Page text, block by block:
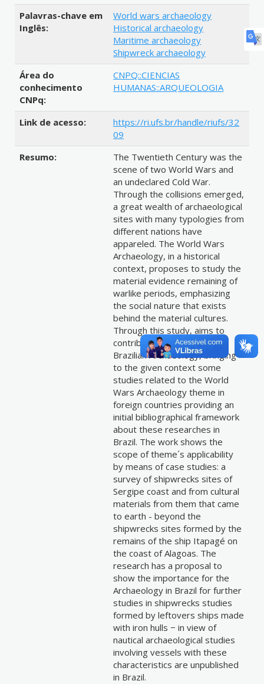
Palavras-chave em
Inglês:
World wars archaeology
Historical archaeology
Maritime archaeology
Shipwreck archaeology
Área do
conhecimento
CNPq:
CNPQ::CIENCIAS
HUMANAS::ARQUEOLOGIA
Link de acesso:
https://ri.ufs.br/handle/riufs/32
09
Resumo:
The Twentieth Century was the
scene of two World Wars and
an undeclared Cold War.
Through the collisions emerged,
a great wealth of archaeological
sites with many typologies from
different nations have
appareled. The World Wars
Archaeology, in a historical
context, proposes to study the
material evidence remaining of
warlike periods, emphasizing
the social nature that exists
behind the material cultures.
Through this study, aims to
contribute effectively to the
Brazilian Archaeology, bringing
to the given context some
studies related to the World
Wars Archaeology theme in
foreign countries providing an
initial bibliographical framework
about these researches in
Brazil. The work shows the
scope of theme´s applicability
by means of case studies: a
survey of shipwrecks sites of
Sergipe coast and from cultural
materials from them that came
to earth - beyond the
shipwrecks sites formed by the
remains of the ship Itapagé on
the coast of Alagoas. The
research has a proposal to
show the importance for the
Archaeology in Brazil for further
studies in shipwrecks studies
formed by leftovers ships made
with iron hulls − in view of
nautical archaeological studies
involving vessels with these
characteristics are unpublished
in Brazil.